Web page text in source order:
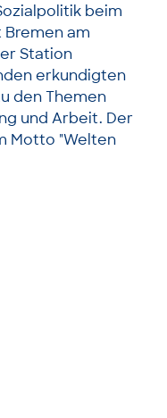
beim
am
Station
erkundigten
den Themen
und Arbeit. Der
Motto "Welten